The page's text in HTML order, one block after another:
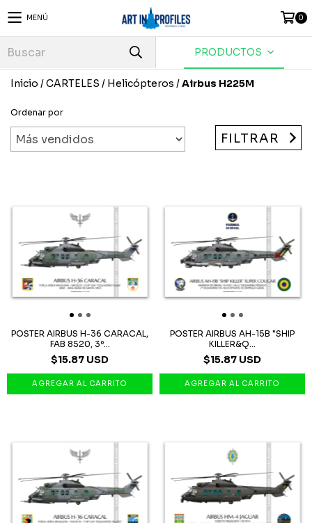
MENÚ 0
PRODUCTOS
Inicio /CARTELES / Helicópteros /Airbus H225M
Ordenar por
FILTRAR
POSTER AIRBUS H-36 CARACAL,
FAB 8520, 3º...
$15.87 USD
POSTER AIRBUS AH-15B "SHIP
KILLER&Q...
$15.87 USD